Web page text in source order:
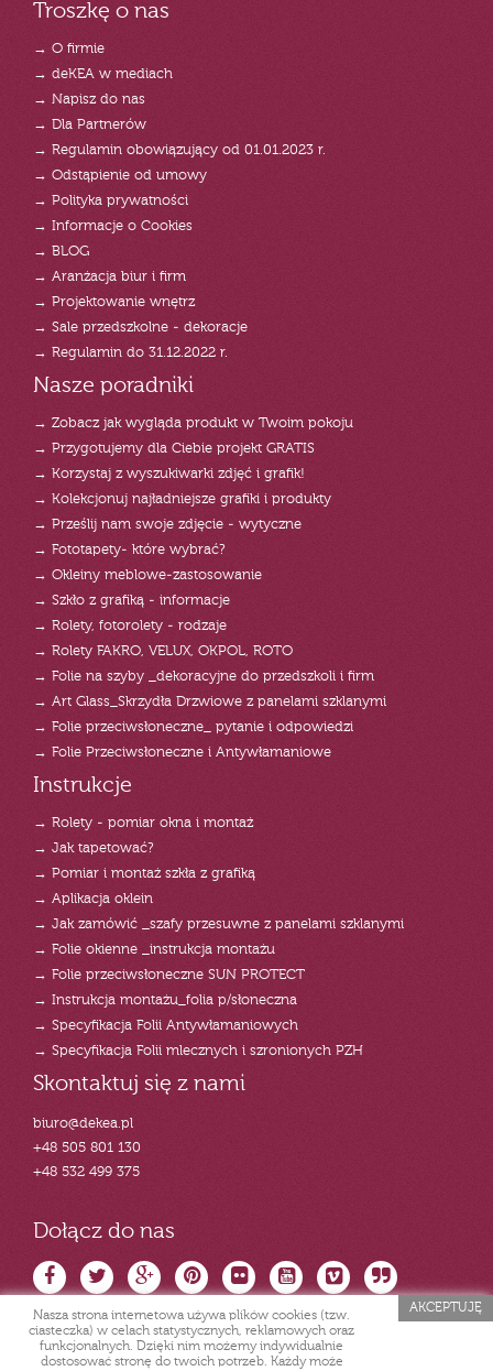
Troszkę o nas
→ O firmie
→ deKEA w mediach
→ Napisz do nas
→ Dla Partnerów
→ Regulamin obowiązujący od 01.01.2023 r.
→ Odstąpienie od umowy
→ Polityka prywatności
→ Informacje o Cookies
→ BLOG
→ Aranżacja biur i firm
→ Projektowanie wnętrz
→ Sale przedszkolne - dekoracje
→ Regulamin do 31.12.2022 r.
Nasze poradniki
→ Zobacz jak wygląda produkt w Twoim pokoju
→ Przygotujemy dla Ciebie projekt GRATIS
→ Korzystaj z wyszukiwarki zdjęć i grafik!
→ Kolekcjonuj najładniejsze grafiki i produkty
→ Prześlij nam swoje zdjęcie - wytyczne
→ Fototapety- które wybrać?
→ Okleiny meblowe-zastosowanie
→ Szkło z grafiką - informacje
→ Rolety, fotorolety - rodzaje
→ Rolety FAKRO, VELUX, OKPOL, ROTO
→ Folie na szyby _dekoracyjne do przedszkoli i firm
→ Art Glass_Skrzydła Drzwiowe z panelami szklanymi
→ Folie przeciwsłoneczne_ pytanie i odpowiedzi
→ Folie Przeciwsłoneczne i Antywłamaniowe
Instrukcje
→ Rolety - pomiar okna i montaż
→ Jak tapetować?
→ Pomiar i montaż szkła z grafiką
→ Aplikacja oklein
→ Jak zamówić _szafy przesuwne z panelami szklanymi
→ Folie okienne _instrukcja montażu
→ Folie przeciwsłoneczne SUN PROTECT
→ Instrukcja montażu_folia p/słoneczna
→ Specyfikacja Folii Antywłamaniowych
→ Specyfikacja Folii mlecznych i szronionych PZH
Skontaktuj się z nami
biuro@dekea.pl
+48 505 801 130
+48 532 499 375
Dołącz do nas
Nasza strona internetowa używa plików cookies (tzw.
ciasteczka) w celach statystycznych, reklamowych oraz
funkcjonalnych. Dzięki nim możemy indywidualnie
dostosować stronę do twoich potrzeb. Każdy może
AKCEPTUJĘ